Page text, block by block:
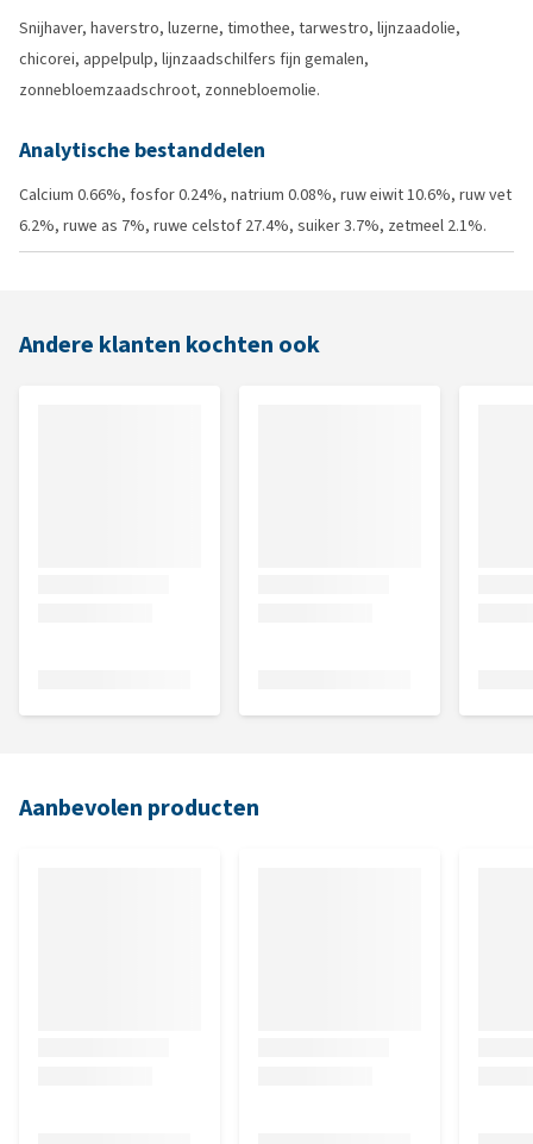
Snijhaver, haverstro, luzerne, timothee, tarwestro, lijnzaadolie,
chicorei, appelpulp, lijnzaadschilfers fijn gemalen,
zonnebloemzaadschroot, zonnebloemolie.
Analytische bestanddelen
Calcium 0.66%, fosfor 0.24%, natrium 0.08%, ruw eiwit 10.6%, ruw vet
6.2%, ruwe as 7%, ruwe celstof 27.4%, suiker 3.7%, zetmeel 2.1%.
Andere klanten kochten ook
Aanbevolen producten